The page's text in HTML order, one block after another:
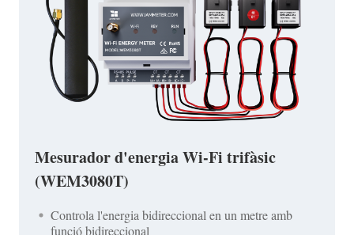
Mesurador d'energia Wi-Fi trifàsic
(WEM3080T)
Controla l'energia bidireccional en un metre amb
funció bidireccional